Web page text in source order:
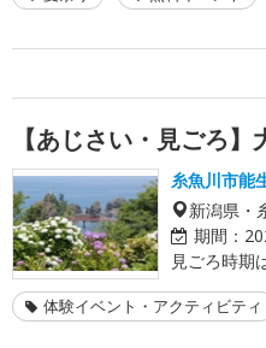
【あじさい・見ごろ
糸魚川市能
新潟県・
期間：
見ごろ時期
体験イベント・アクティビティ